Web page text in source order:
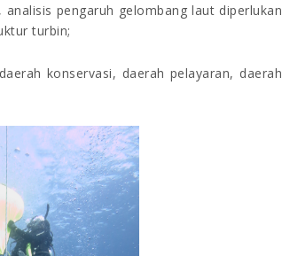
pengaruh gelombang laut diperlukan
turbin;
konservasi, daerah pelayaran, daerah